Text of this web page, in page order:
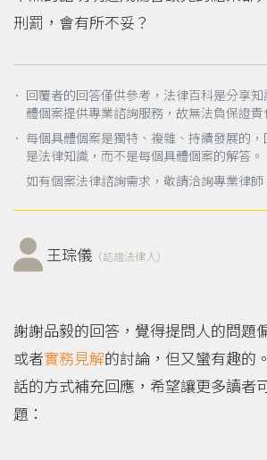
刑罰，會有所不妥？
． 回覆者的回答僅供參考，法律百科是分享
體個案提供專業諮詢服務，故無法負保證責
． 每個具體個案是獨特、複雜、持續發展的
是法律知識，而不是每個具體個案的解答。
如有個案法律諮詢需求，敬請洽詢專業律師
王琮儀 （認證法律人）
謝謝品毅的回答，覺得提問人的問題
或者實務見解的討論，但又蠻有趣的
話的方式補充回應，希望讓更多讀者
題：